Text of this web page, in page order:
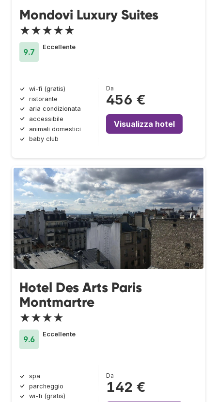
Mondovi Luxury Suites
★★★★★
9.7
Eccellente
wi-fi (gratis)
ristorante
aria condizionata
accessibile
animali domestici
baby club
Da
456 €
Visualizza hotel
Hotel Des Arts Paris
Montmartre
★★★★
9.6
Eccellente
spa
parcheggio
wi-fi (gratis)
Da
142 €